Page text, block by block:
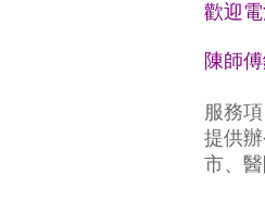
歡迎
陳師
服務
提供
市、